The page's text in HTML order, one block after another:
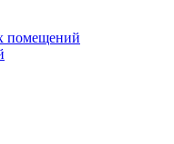
помещений